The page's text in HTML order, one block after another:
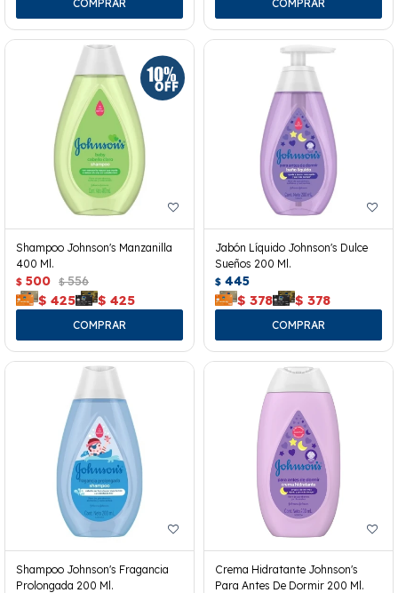
Shampoo Johnson's Manzanilla
400 Ml.
$ 500 $ 556
$ 425 $ 425
Jabón Líquido Johnson's Dulce
Sueños 200 Ml.
$ 445
$ 378 $ 378
Shampoo Johnson's Fragancia
Prolongada 200 Ml.
Crema Hidratante Johnson's
Para Antes De Dormir 200 Ml.